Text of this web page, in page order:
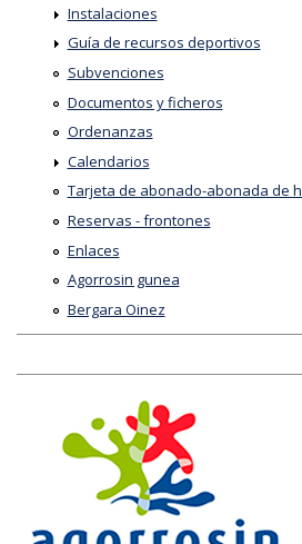
Instalaciones
Guía de recursos deportivos
Subvenciones
Documentos y ficheros
Ordenanzas
Calendarios
Tarjeta de abonado-abonada de
Reservas - frontones
Enlaces
Agorrosin gunea
Bergara Oinez